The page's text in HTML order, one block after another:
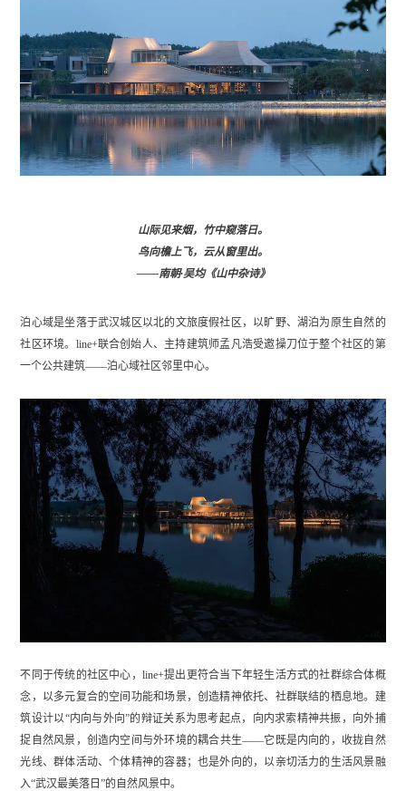
山际见来烟，竹中窥落日。
鸟向檐上飞，云从窗里出。
——南朝·吴均《山中杂诗》
泊心域是坐落于武汉城区以北的文旅度假社区，以旷野、湖泊为原生自然的
社区环境。line+联合创始人、主持建筑师孟凡浩受邀操⼑位于整个社区的第
一个公共建筑——泊⼼域社区邻里中⼼。
不同于传统的社区中心，line+提出更符合当下年轻生活方式的社群综合体概
念，以多元复合的空间功能和场景，创造精神依托、社群联结的栖息地。建
筑设计以“内向与外向”的辩证关系为思考起点，向内求索精神共振，向外捕
捉自然风景，创造内空间与外环境的耦合共生——它既是内向的，收拢自然
光线、群体活动、个体精神的容器；也是外向的，以亲切活力的生活风景融
入“武汉最美落日”的自然风景中。